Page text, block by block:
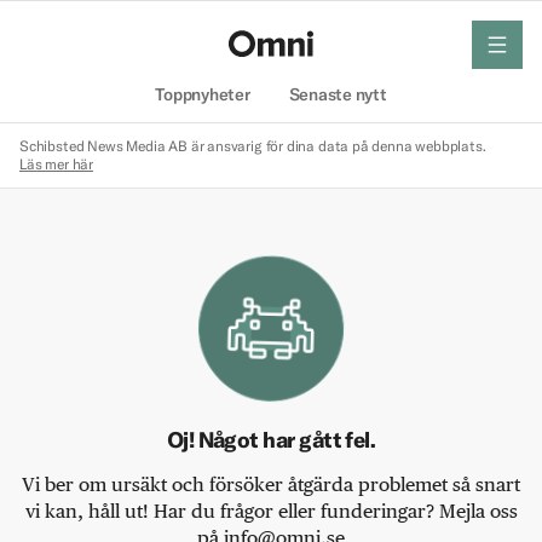
Toppnyheter Senaste nytt
meny
Schibsted News Media AB är ansvarig för dina data på denna webbplats.
Läs mer här
Oj! Något har gått fel.
Vi ber om ursäkt och försöker åtgärda problemet så snart
vi kan, håll ut! Har du frågor eller funderingar? Mejla oss